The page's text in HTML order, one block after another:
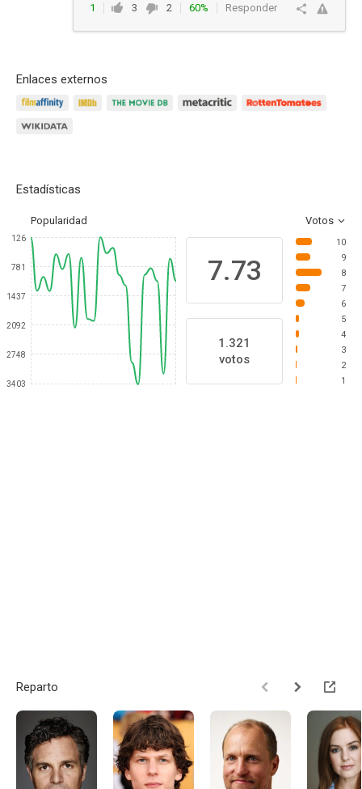
1 3 2 60% Responder
Enlaces externos
Estadísticas
Popularidad Votos
126
781
1437
2092
2748
3403
7.73
1.321
votos
10
9
8
7
6
5
4
3
2
1
Reparto